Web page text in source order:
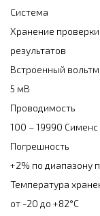
Система
Хранение
результатов
Встроенный
5 мВ
Проводимость
100 – 19990 Сименс
Погрешность
+2% по диапазону
Температура
от -20 до +82°C